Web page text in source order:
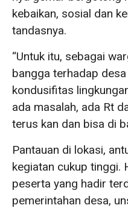
kebaikan, sosial dan
tandasnya.
“Untuk itu, sebagai
bangga terhadap
kondusifitas
ada masalah, ada Rt
terus kan dan bisa di
Pantauan di lokasi,
kegiatan cukup tinggi.
peserta yang hadir
pemerintahan desa,